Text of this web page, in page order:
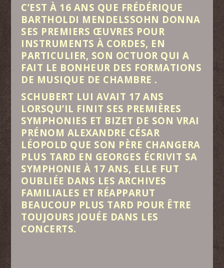
C’EST À 16 ANS QUE FRÉDÉRIQUE
BARTHOLDI MENDELSSOHN DONNA
SES PREMIERS ŒUVRES POUR
INSTRUMENTS À CORDES, EN
PARTICULIER, SON OCTUOR QUI A
FAIT LE BONHEUR DES FORMATIONS
DE MUSIQUE DE CHAMBRE .
SCHUBERT LUI AVAIT 17 ANS
LORSQU’IL FINIT SES PREMIÈRES
SYMPHONIES ET BIZET DE SON VRAI
PRÉNOM ALEXANDRE CÉSAR
LÉOPOLD QUE SON PÈRE CHANGERA
PLUS TARD EN GEORGES ÉCRIVIT SA
SYMPHONIE À 17 ANS, ELLE FUT
OUBLIÉE DANS LES ARCHIVES
FAMILIALES ET RÉAPPARUT
BEAUCOUP PLUS TARD POUR ÊTRE
TOUJOURS JOUÉE DANS LES
CONCERTS.